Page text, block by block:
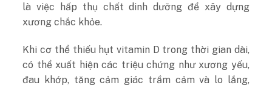
là việc hấp thụ chất dinh dưỡng để xây dựng
xương chắc khỏe.
Khi cơ thể thiếu hụt vitamin D trong thời gian dài,
có thể xuất hiện các triệu chứng như xương yếu,
đau khớp, tăng cảm giác trầm cảm và lo lắng,